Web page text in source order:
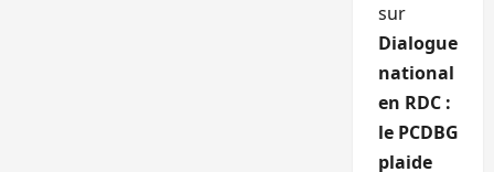
sur
Dialogue
national
en RDC :
le PCDBG
plaide